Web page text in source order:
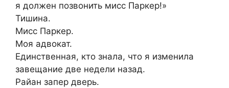
я должен позвонить мисс Паркер!»
Тишина.
Мисс Паркер.
Моя адвокат.
Единственная, кто знала, что я изменила
завещание две недели назад.
Райан запер дверь.